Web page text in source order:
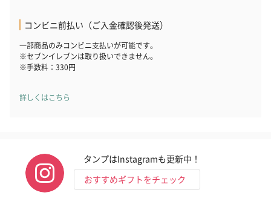
コンビニ前払い（ご入金確認後発送）
一部商品のみコンビニ支払いが可能です。
※セブンイレブンは取り扱いできません。
※手数料：330円
詳しくはこちら
タンプはInstagramも更新中！
おすすめギフトをチェック